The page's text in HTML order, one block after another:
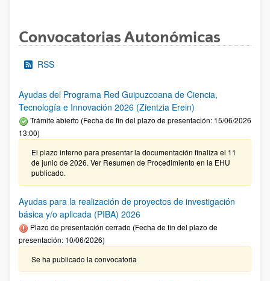
Convocatorias Autonómicas
RSS
Ayudas del Programa Red Guipuzcoana de Ciencia,
Tecnología e Innovación 2026 (Zientzia Erein)
Trámite abierto (Fecha de fin del plazo de presentación: 15/06/2026
13:00)
El plazo interno para presentar la documentación finaliza el 11
de junio de 2026. Ver Resumen de Procedimiento en la EHU
publicado.
Ayudas para la realización de proyectos de investigación
básica y/o aplicada (PIBA) 2026
Plazo de presentación cerrado (Fecha de fin del plazo de
presentación: 10/06/2026)
Se ha publicado la convocatoria